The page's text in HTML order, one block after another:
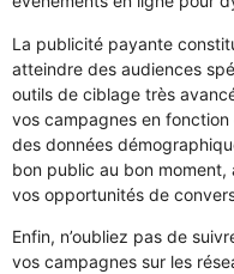
La publicité payante
atteindre des audiences
outils de ciblage très
vos campagnes en
des données
bon public au bon
vos opportunités de
Enfin, n’oubliez pas de
vos campagnes sur les